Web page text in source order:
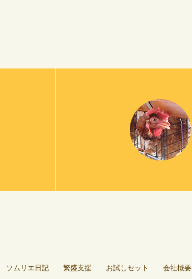
ソムリエ日記 繁盛支援 お試しセット 会社概要